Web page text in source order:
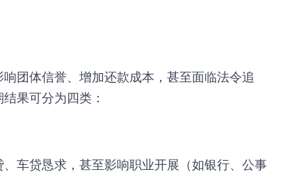
团体信誉、增加还款成本，甚至面临法令追
果可分为四类：
车贷恳求，甚至影响职业开展（如银行、公事